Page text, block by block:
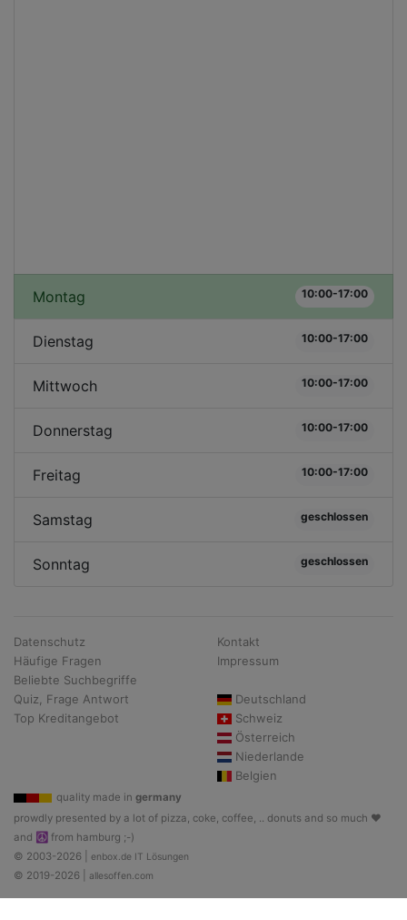
Montag 10:00-17:00
Dienstag 10:00-17:00
Mittwoch 10:00-17:00
Donnerstag 10:00-17:00
Freitag 10:00-17:00
Samstag geschlossen
Sonntag geschlossen
Datenschutz
Häufige Fragen
Beliebte Suchbegriffe
Quiz, Frage Antwort
Top Kreditangebot
Kontakt
Impressum
Deutschland
Schweiz
Österreich
Niederlande
Belgien
quality made in germany
prowdly presented by a lot of pizza, coke, coffee, .. donuts and so much ♥
and ☮ from hamburg ;-)
© 2003-2026 | enbox.de IT Lösungen
© 2019-2026 | allesoffen.com